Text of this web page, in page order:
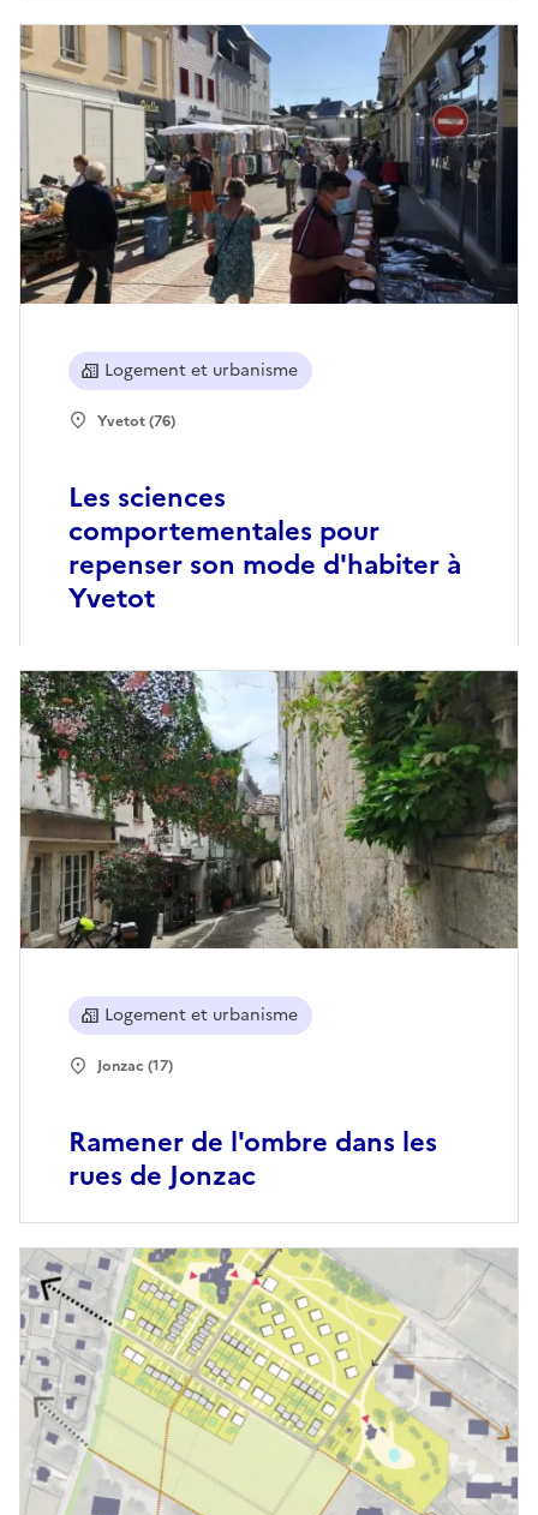
Les sciences
comportementales pour
repenser son mode d'habiter à
Yvetot
Logement et urbanisme
Yvetot (76)
Ramener de l'ombre dans les
rues de Jonzac
Logement et urbanisme
Jonzac (17)